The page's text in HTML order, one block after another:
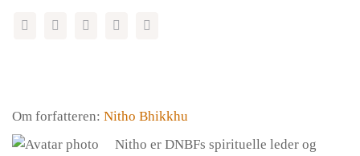
Om forfatteren: Nitho Bhikkhu
Nitho er DNBFs spirituelle leder og